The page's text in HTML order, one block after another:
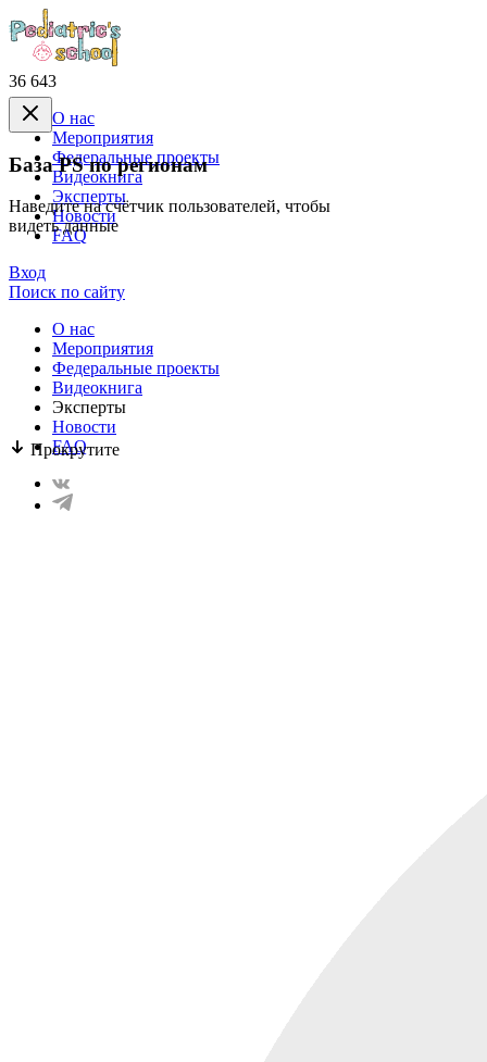
36 643
База PS по регионам
Наведите на счётчик пользователей, чтобы
видеть данные
Прокрутите
О нас
Mероприятия
Федеральные проекты
Видеокнига
Эксперты
Новости
FAQ
Вход
Поиск по сайту
О нас
Mероприятия
Федеральные проекты
Видеокнига
Эксперты
Новости
FAQ